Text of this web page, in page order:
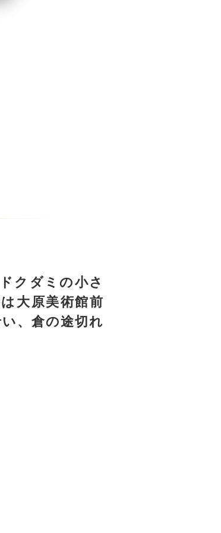
クダミの小さ
大原美術館前
、倉の途切れ